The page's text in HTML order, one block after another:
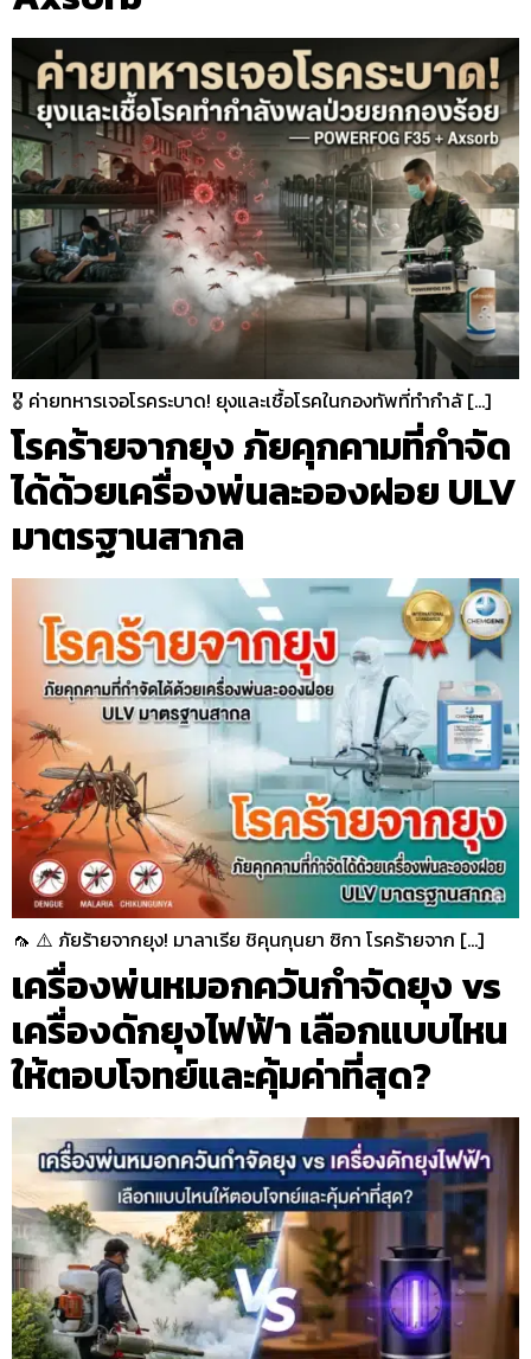
🎖️ ค่ายทหารเจอโรคระบาด! ยุงและเชื้อโรคในกองทัพที่ทำกำลั […]
โรคร้ายจากยุง ภัยคุกคามที่กำจัด
ได้ด้วยเครื่องพ่นละอองฝอย ULV
มาตรฐานสากล
🦟 ⚠️ ภัยร้ายจากยุง! มาลาเรีย ชิคุนกุนยา ซิกา โรคร้ายจาก […]
เครื่องพ่นหมอกควันกำจัดยุง vs
เครื่องดักยุงไฟฟ้า เลือกแบบไหน
ให้ตอบโจทย์และคุ้มค่าที่สุด?